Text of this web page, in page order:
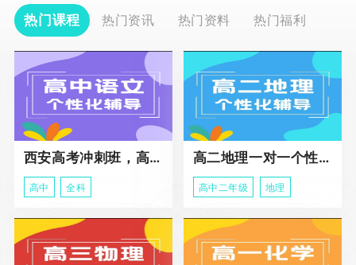
热门课程 热门资讯 热门资料 热门福利
西安高考冲刺班，高三全科辅导
高中 全科
高二地理一对一个性化冲刺辅导课程
高中二年级 地理